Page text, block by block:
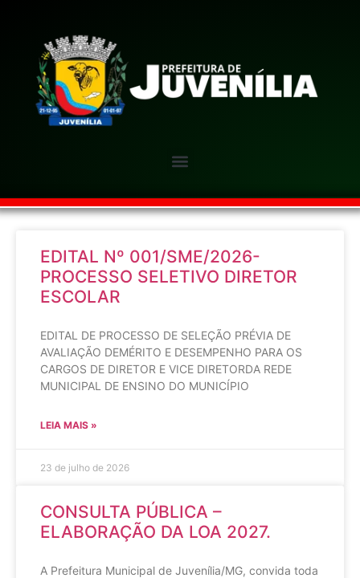
EDITAL Nº 001/SME/2026-
PROCESSO SELETIVO DIRETOR
ESCOLAR
EDITAL DE PROCESSO DE SELEÇÃO PRÉVIA DE
AVALIAÇÃO DEMÉRITO E DESEMPENHO PARA OS
CARGOS DE DIRETOR E VICE DIRETORDA REDE
MUNICIPAL DE ENSINO DO MUNICÍPIO
LEIA MAIS »
23 de julho de 2026
CONSULTA PÚBLICA –
ELABORAÇÃO DA LOA 2027.
A Prefeitura Municipal de Juvenília/MG, convida toda